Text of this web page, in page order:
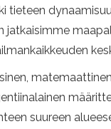
tieteen
jatkaisimme
suureen